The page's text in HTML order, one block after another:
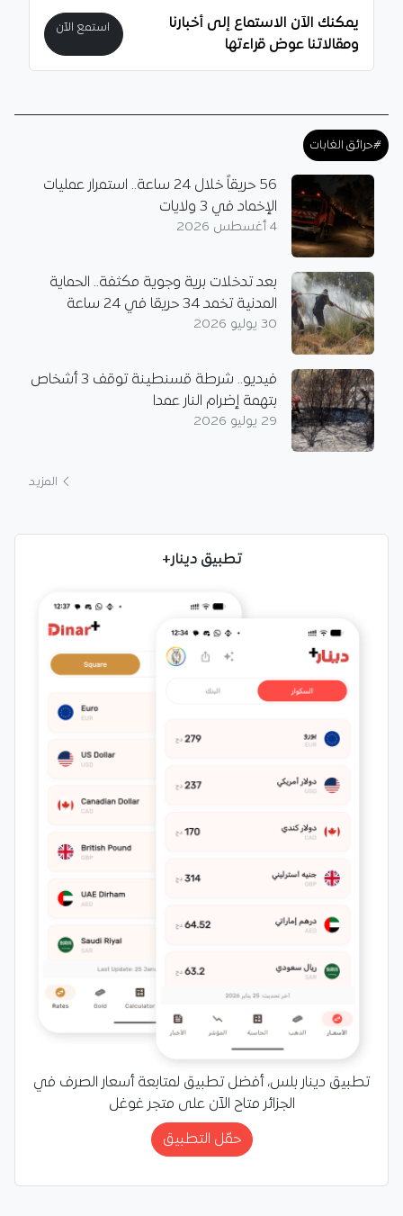
يمكنك الآن الاستماع إلى أخبارنا
ومقالاتنا عوض قراءتها
استمع الآن
#حرائق الغابات
56 حريقاً خلال 24 ساعة.. استمرار عمليات
الإخماد في 3 ولايات
4 أغسطس 2026
بعد تدخلات برية وجوية مكثفة.. الحماية
المدنية تخمد 34 حريقا في 24 ساعة
30 يوليو 2026
فيديو.. شرطة قسنطينة توقف 3 أشخاص
بتهمة إضرام النار عمدا
29 يوليو 2026
المزيد
تطبيق دينار+
تطبيق دينار بلس، أفضل تطبيق لمتابعة أسعار الصرف في
الجزائر متاح الآن على متجر غوغل
حمّل التطبيق